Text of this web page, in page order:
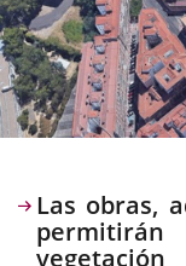
Descripción
Las obras,